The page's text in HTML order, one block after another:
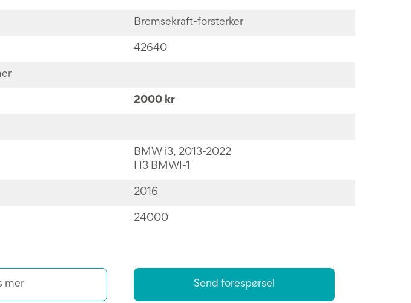
Bremsekraft-forsterker
42640
2000 kr
BMW i3, 2013-2022
I I3 BMWI-1
2016
24000
mer Send forespørsel